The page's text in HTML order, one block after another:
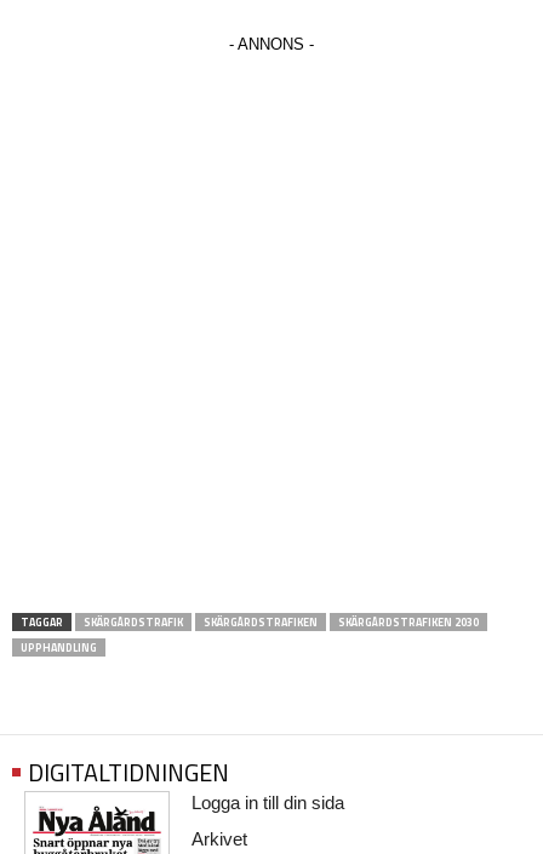
TAGGAR SKÄRGÅRDSTRAFIK SKÄRGÅRDSTRAFIKEN
SKÄRGÅRDSTRAFIKEN 2030
UPPHANDLING
DIGITALTIDNINGEN
Logga in till din sida
Arkivet